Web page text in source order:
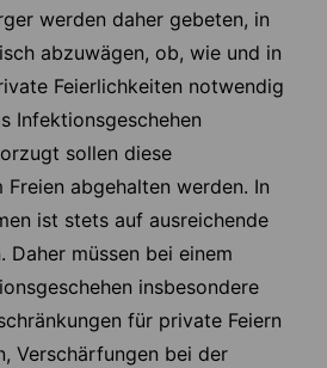
werden daher gebeten, in
abzuwägen, ob, wie und in
Feierlichkeiten notwendig
Infektionsgeschehen
sollen diese
Freien abgehalten werden. In
ist stets auf ausreichende
Daher müssen bei einem
insbesondere
für private Feiern
Verschärfungen bei der